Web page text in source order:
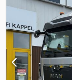
production -
Trough Gross
5,500kg !!! Payload:
Volume: 25 cbm
3,160mm - Internal
approx. 1,200mm
steel welded
support leg -